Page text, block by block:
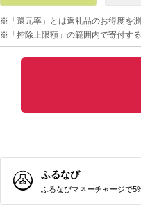
※「還元率」とは返礼品のお得度を
※「控除上限額」の範囲内で寄付す
ふるなび
ふるなびマネーチャージで